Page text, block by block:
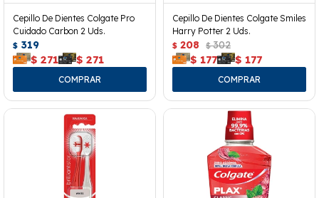
Cepillo De Dientes Colgate Pro
Cuidado Carbon 2 Uds.
$ 319
$ 271 $ 271
Cepillo De Dientes Colgate Smiles
Harry Potter 2 Uds.
$ 208 $ 302
$ 177 $ 177